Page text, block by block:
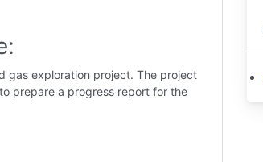
gas exploration project. The project
prepare a progress report for the